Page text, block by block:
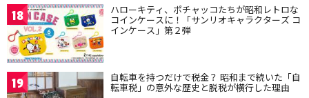
18 ハローキティ、ポチャッコたちが昭和レトロな
コインケースに！「サンリオキャラクターズ コ
インケース」第２弾
19 自転車を持つだけで税金？ 昭和まで続いた「自
転車税」の意外な歴史と脱税が横行した理由